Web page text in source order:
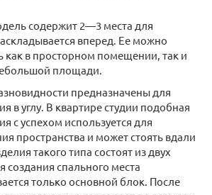
содержит 2—3 места для
вперед. Ее можно
как в просторном помещении, так и
площади.
предназначены для
в углу. В квартире студии подобная
с успехом используется для
пространства и может стоять вдали
такого типа состоят из двух
создания спального места
только основной блок. После